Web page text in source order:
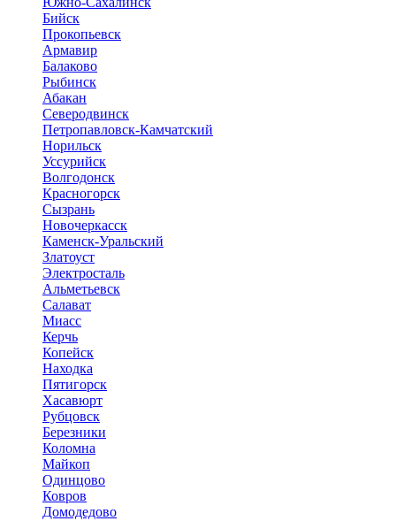
Бийск
Прокопьевск
Армавир
Балаково
Рыбинск
Абакан
Северодвинск
Петропавловск-Камчатский
Норильск
Уссурийск
Волгодонск
Красногорск
Сызрань
Новочеркасск
Каменск-Уральский
Златоуст
Электросталь
Альметьевск
Салават
Миасс
Керчь
Копейск
Находка
Пятигорск
Хасавюрт
Рубцовск
Березники
Коломна
Майкоп
Одинцово
Ковров
Домодедово